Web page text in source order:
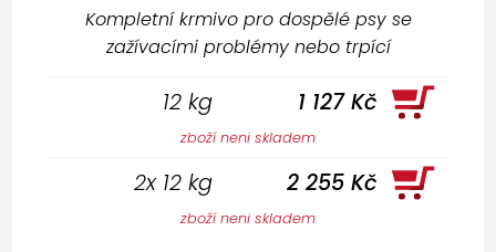
Kompletní krmivo pro dospělé psy se
zažívacími problémy nebo trpící
12 kg 1 127 Kč
zboží neni skladem
2x 12 kg 2 255 Kč
zboží neni skladem